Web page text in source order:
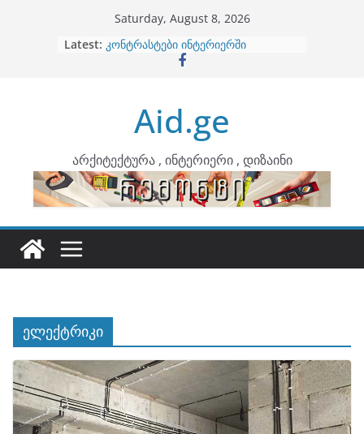
Saturday, August 8, 2026
Latest: ბინების გაერთიანება
კონტრასტები ინტერიერში
ინტერიერის დიზიანი
არტემიდი წარმოგიდგენთ
Aid.ge
არქიტექტურა , ინტერიერი , დიზაინი
ელექტრიკი